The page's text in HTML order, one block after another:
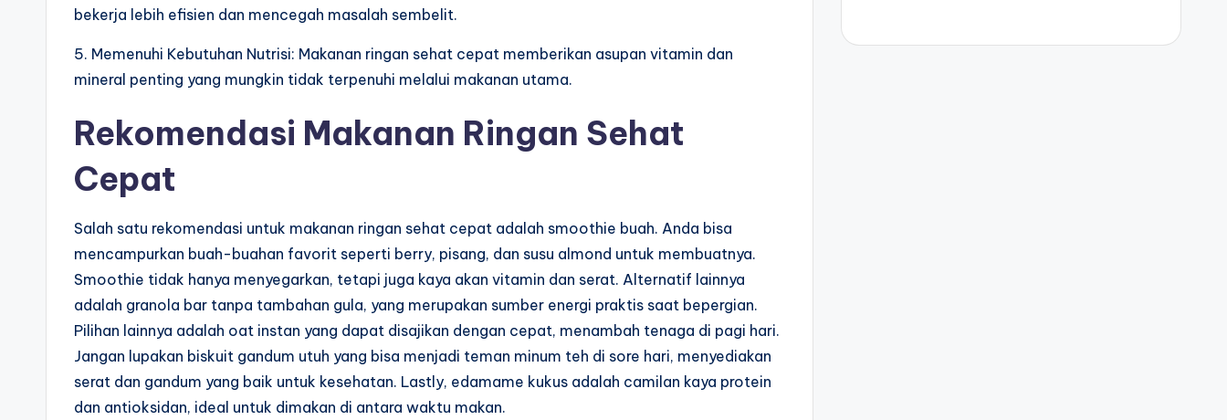
bekerja lebih efisien dan mencegah masalah sembelit.
5. Memenuhi Kebutuhan Nutrisi: Makanan ringan sehat cepat memberikan asupan vitamin dan
mineral penting yang mungkin tidak terpenuhi melalui makanan utama.
Rekomendasi Makanan Ringan Sehat
Cepat
Salah satu rekomendasi untuk makanan ringan sehat cepat adalah smoothie buah. Anda bisa
mencampurkan buah-buahan favorit seperti berry, pisang, dan susu almond untuk membuatnya.
Smoothie tidak hanya menyegarkan, tetapi juga kaya akan vitamin dan serat. Alternatif lainnya
adalah granola bar tanpa tambahan gula, yang merupakan sumber energi praktis saat bepergian.
Pilihan lainnya adalah oat instan yang dapat disajikan dengan cepat, menambah tenaga di pagi hari.
Jangan lupakan biskuit gandum utuh yang bisa menjadi teman minum teh di sore hari, menyediakan
serat dan gandum yang baik untuk kesehatan. Lastly, edamame kukus adalah camilan kaya protein
dan antioksidan, ideal untuk dimakan di antara waktu makan.